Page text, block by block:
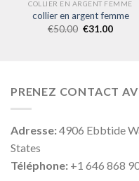
COLLIER EN ARGENT FEMME
collier en argent femme
€50.00 €31.00
PRENEZ CONTACT
Adresse:4906 Ebbtide
States
Téléphone: +1 646 868